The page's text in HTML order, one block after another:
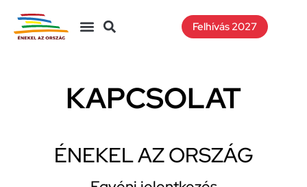
Felhívás 2027
KAPCSOLAT
ÉNEKEL AZ ORSZÁG